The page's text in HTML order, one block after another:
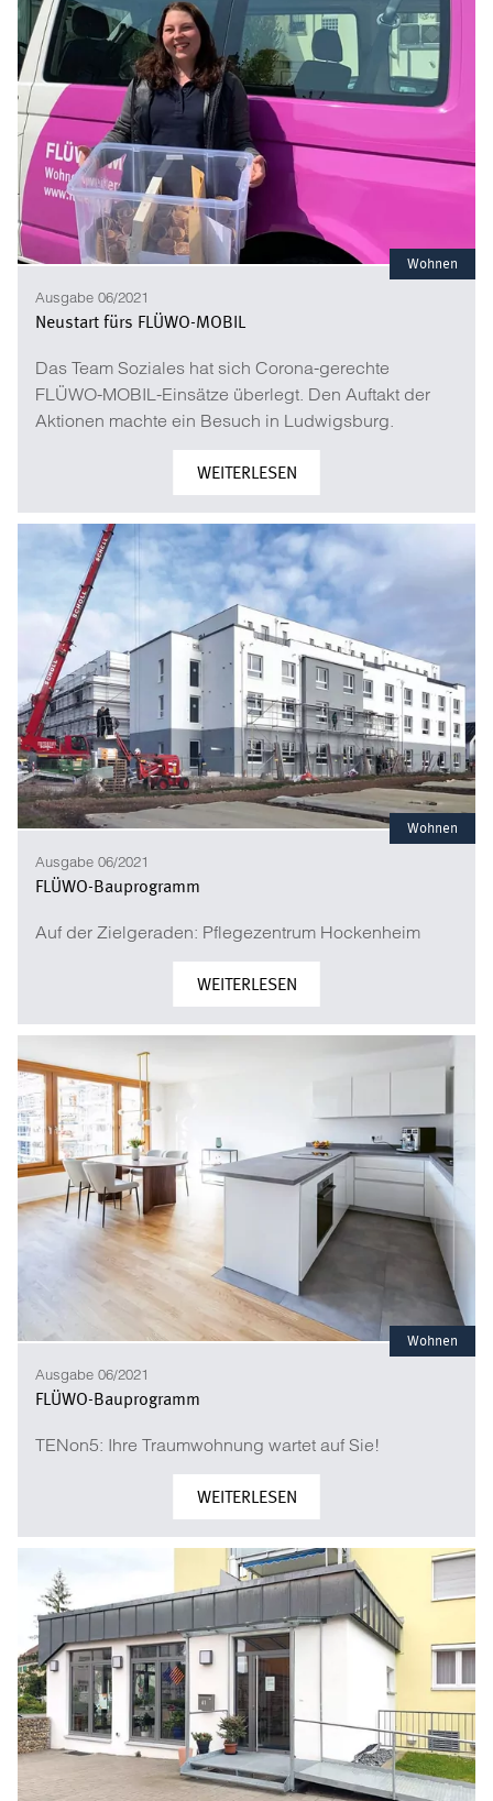
Wohnen
Ausgabe 06/2021
Neustart fürs FLÜWO-MOBIL
Das Team Soziales hat sich Corona-gerechte
FLÜWO-MOBIL-Einsätze überlegt. Den Auftakt der
Aktionen machte ein Besuch in Ludwigsburg.
WEITERLESEN
Wohnen
Ausgabe 06/2021
FLÜWO-Bauprogramm
Auf der Zielgeraden: Pflegezentrum Hockenheim
WEITERLESEN
Wohnen
Ausgabe 06/2021
FLÜWO-Bauprogramm
TENon5: Ihre Traumwohnung wartet auf Sie!
WEITERLESEN